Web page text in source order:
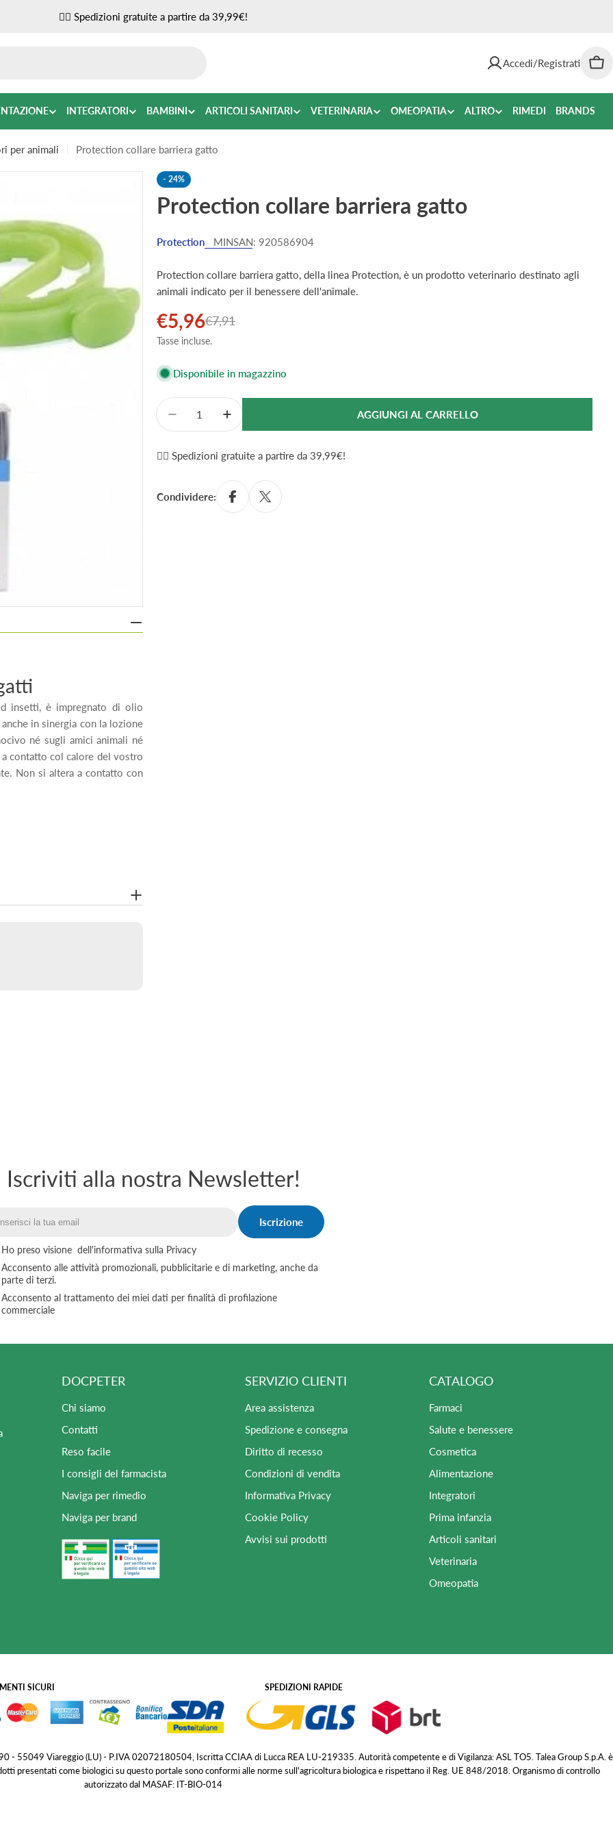
✌🏼 Spedizioni gratuite a partire da 39,99€!
Accedi/Registrati
INTEGRATORI BAMBINI ARTICOLI SANITARI VETERINARIA OMEOPATIA ALTRO RIMEDI BRANDS
per animali Protection collare barriera gatto
insetti, è impregnato di olio
in sinergia con la lozione
né sugli amici animali né
contatto col calore del vostro
Non si altera a contatto con
- 24%
Protection collare barriera gatto
Protection MINSAN: 920586904
Protection collare barriera gatto, della linea Protection, è un prodotto veterinario destinato agli
animali indicato per il benessere dell'animale.
Prezzo
di
vendita
€5,96
Prezzo
normale
€7,91
Tasse incluse.
Disponibile in magazzino
Quantità
Diminuisci La Quantità Per Protection Collare Barriera Gatto
Aumenta La Quantità Per Protection Collare Barriera Gatto
AGGIUNGI AL CARRELLO
✌🏼 Spedizioni gratuite a partire da 39,99€!
Condividere:
Iscriviti alla nostra Newsletter!
Iscrizione
Ho preso visione dell'informativa sulla Privacy
Acconsento alle attività promozionali, pubblicitarie e di marketing, anche da
parte di terzi.
Acconsento al trattamento dei miei dati per finalità di profilazione
commerciale
DOCPETER
Chi siamo
Contatti
Reso facile
I consigli del farmacista
Naviga per rimedio
Naviga per brand
SERVIZIO CLIENTI
Area assistenza
Spedizione e consegna
Diritto di recesso
Condizioni di vendita
Informativa Privacy
Cookie Policy
Avvisi sui prodotti
CATALOGO
Farmaci
Salute e benessere
Cosmetica
Alimentazione
Integratori
Prima infanzia
Articoli sanitari
Veterinaria
Omeopatia
SICURI SPEDIZIONI RAPIDE
- 55049 Viareggio (LU) - P.IVA 02072180504, Iscritta CCIAA di Lucca REA LU-219335. Autorità competente e di Vigilanza: ASL TO5. Talea Group S.p.A. è
presentati come biologici su questo portale sono conformi alle norme sull'agricoltura biologica e rispettano il Reg. UE 848/2018. Organismo di controllo
autorizzato dal MASAF: IT-BIO-014